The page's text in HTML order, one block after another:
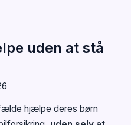
uden at stå
hjælpe deres børn